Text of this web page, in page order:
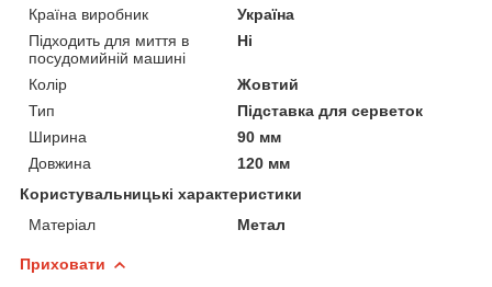
Країна виробник
Україна
Підходить для миття в
посудомийній машині
Ні
Колір
Жовтий
Тип
Підставка для серветок
Ширина
90 мм
Довжина
120 мм
Користувальницькі характеристики
Матеріал
Метал
Приховати